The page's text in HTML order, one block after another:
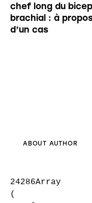
chef long du
brachial : à
d’un cas
ABOUT AUTHOR
24286Array
(